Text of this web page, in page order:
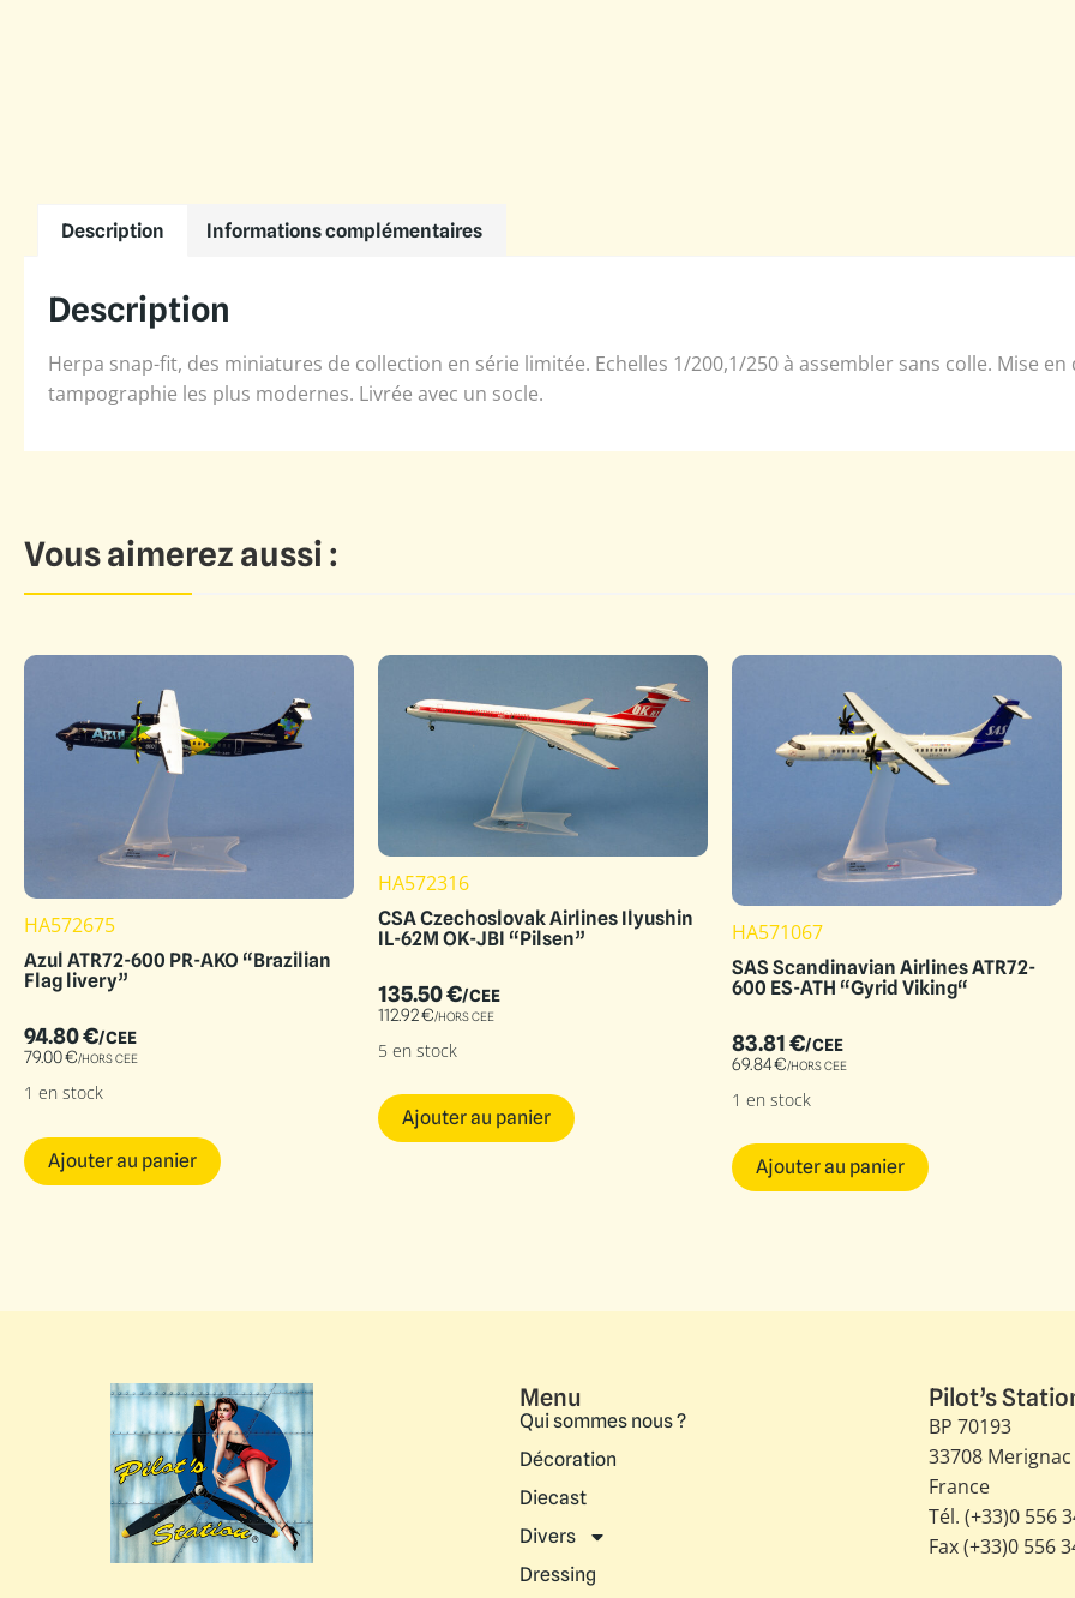
Description Informations complémentaires
Description
Herpa snap-fit, des miniatures de collection en série limitée. Echelles 1/200,1/250 à assembler sans colle. Mise
tampographie les plus modernes. Livrée avec un socle.
Vous aimerez aussi :
HA572675
Azul ATR72-600 PR-AKO “Brazilian
Flag livery”
94.80€/CEE
79.00€/HORS CEE
1 en stock
Ajouter au panier
HA572316
CSA Czechoslovak Airlines Ilyushin
IL-62M OK-JBI “Pilsen”
135.50€/CEE
112.92€/HORS CEE
5 en stock
Ajouter au panier
HA571067
SAS Scandinavian Airlines ATR72-
600 ES-ATH “Gyrid Viking“
83.81€/CEE
69.84€/HORS CEE
1 en stock
Ajouter au panier
Menu
Qui sommes nous ?
Décoration
Diecast
Divers
Dressing
Pilot’s
BP 70193
33708
France
Tél. (+33)0 556
Fax (+33)0 556